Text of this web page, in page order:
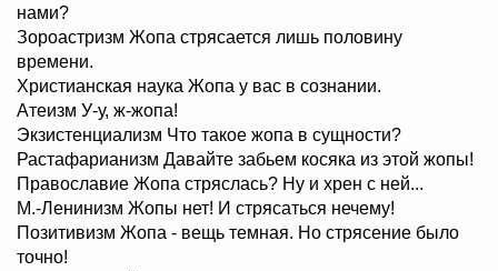
нами?
Зороастризм Жопа стрясается лишь половину
времени.
Христианская наука Жопа у вас в сознании.
Атеизм У-у, ж-жопа!
Экзистенциализм Что такое жопа в сущности?
Растафарианизм Давайте забьем косяка из этой жопы!
Православие Жопа стряслась? Hу и хрен с ней...
М.-Ленинизм Жопы нет! И стрясаться нечему!
Позитивизм Жопа - вещь темная. Hо стрясение было
точно!